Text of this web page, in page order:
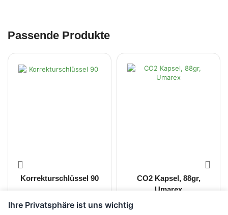
Passende Produkte
Korrekturschlüssel 90
CO2 Kapsel, 88gr,
Umarex
Ihre Privatsphäre ist uns wichtig